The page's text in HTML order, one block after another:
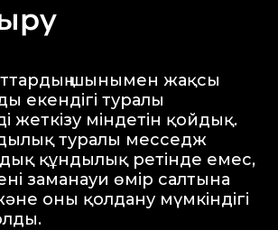
шынымен жақсы
екендігі туралы
жеткізу міндетін қойдық.
туралы месседж
құндылық ретінде емес,
заманауи өмір салтына
және оны қолдану мүмкіндігі